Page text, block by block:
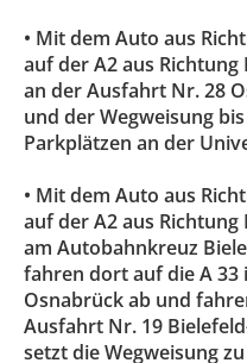
• Mit dem Auto aus
auf der A2 aus
an der Ausfahrt Nr. 28
und der Wegweisung
Parkplätzen an der
• Mit dem Auto aus
auf der A2 aus
am Autobahnkreuz
fahren dort auf die A 33
Osnabrück ab und
Ausfahrt Nr. 19
setzt die Wegweisung